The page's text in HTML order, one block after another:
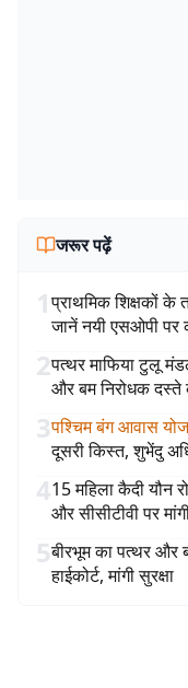
जरूर पढ़ें
1प्राथमिक शिक्षकों के
जानें नयी एसओपी पर
2पत्थर माफिया टुलू
और बम निरोधक
3पश्चिम बंग आवास
दूसरी किस्त, शुभेंदु
415 महिला कैदी यौन
और सीसीटीवी पर मांगी
5बीरभूम का पत्थर और
हाईकोर्ट, मांगी सुरक्षा